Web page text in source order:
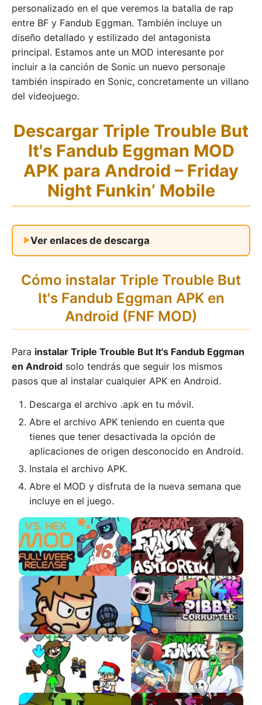
personalizado en el que veremos la batalla de rap
entre BF y Fandub Eggman. También incluye un
diseño detallado y estilizado del antagonista
principal. Estamos ante un MOD interesante por
incluir a la canción de Sonic un nuevo personaje
también inspirado en Sonic, concretamente un villano
del videojuego.
Descargar Triple Trouble But
It's Fandub Eggman MOD
APK para Android – Friday
Night Funkin’ Mobile
Ver enlaces de descarga
Cómo instalar Triple Trouble But
It's Fandub Eggman APK en
Android (FNF MOD)
Para instalar Triple Trouble But It's Fandub Eggman
en Android solo tendrás que seguir los mismos
pasos que al instalar cualquier APK en Android.
Descarga el archivo .apk en tu móvil.
Abre el archivo APK teniendo en cuenta que
tienes que tener desactivada la opción de
aplicaciones de origen desconocido en Android.
Instala el archivo APK.
Abre el MOD y disfruta de la nueva semana que
incluye en el juego.
VS HEX APK VS Ashtoreth APK
VS Tord Expanded
APK
Pibby Corrupted